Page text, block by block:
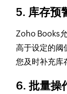
5. 库存预
Zoho Books
高于设定的阈
您及时补充库
6. 批量操